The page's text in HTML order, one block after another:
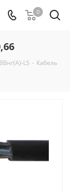
0
LS - Кабель